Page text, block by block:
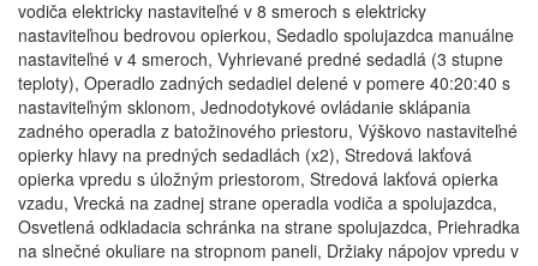
vodiča elektricky nastaviteľné v 8 smeroch s elektricky
nastaviteľnou bedrovou opierkou, Sedadlo spolujazdca manuálne
nastaviteľné v 4 smeroch, Vyhrievané predné sedadlá (3 stupne
teploty), Operadlo zadných sedadiel delené v pomere 40:20:40 s
nastaviteľným sklonom, Jednodotykové ovládanie sklápania
zadného operadla z batožinového priestoru, Výškovo nastaviteľné
opierky hlavy na predných sedadlách (x2), Stredová lakťová
opierka vpredu s úložným priestorom, Stredová lakťová opierka
vzadu, Vrecká na zadnej strane operadla vodiča a spolujazdca,
Osvetlená odkladacia schránka na strane spolujazdca, Priehradka
na slnečné okuliare na stropnom paneli, Držiaky nápojov vpredu v